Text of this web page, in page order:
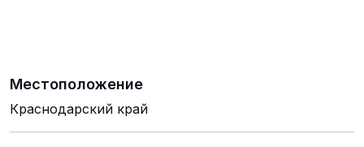
Местоположение
Краснодарский край